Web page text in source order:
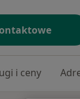
i ceny